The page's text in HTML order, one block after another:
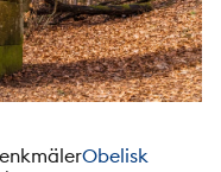
Obelisk